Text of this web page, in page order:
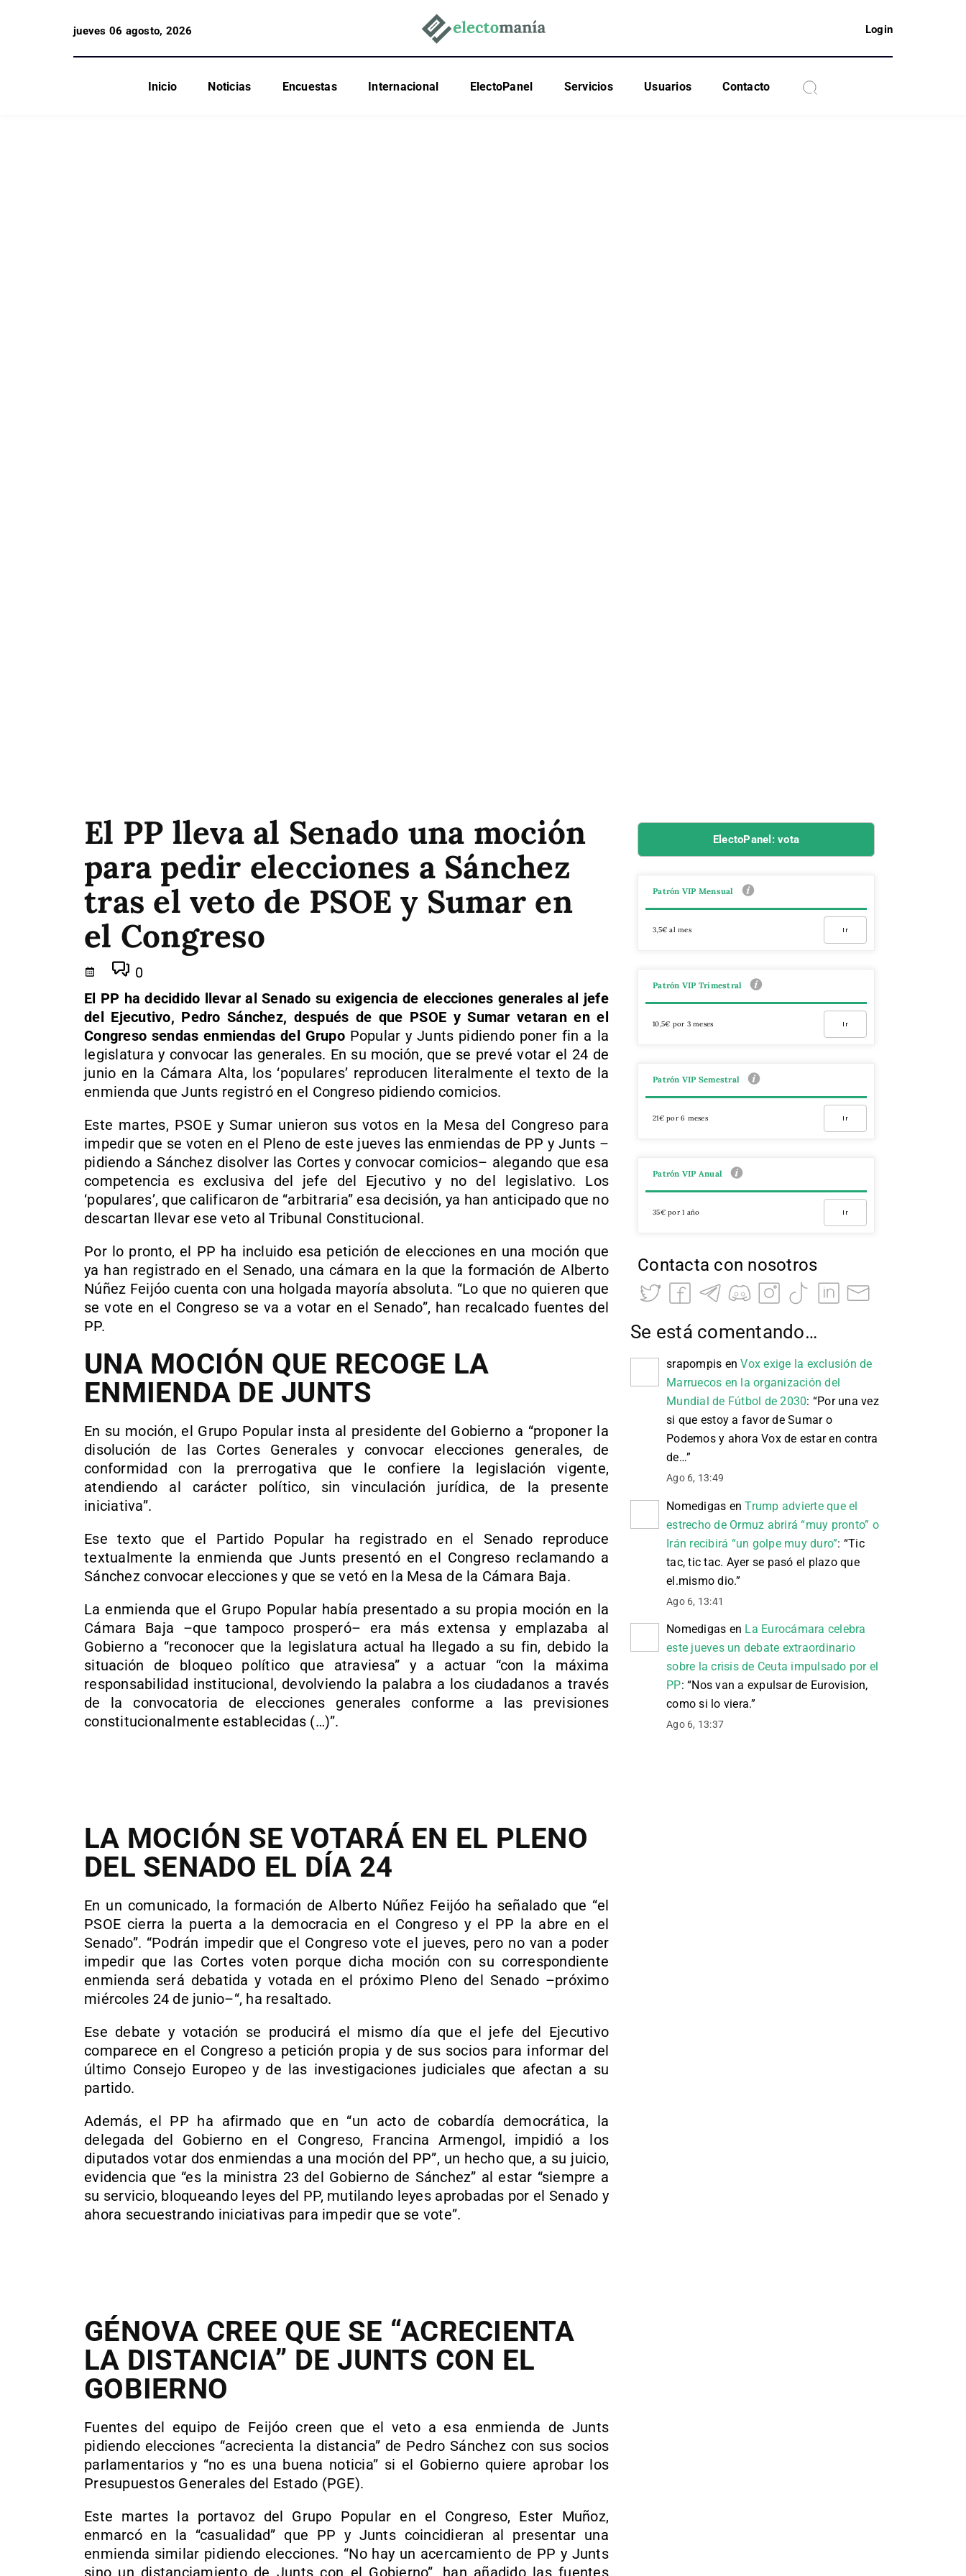
jueves 06 agosto, 2026 Login
Inicio Noticias Encuestas Internacional ElectoPanel Servicios Usuarios Contacto
El PP lleva al Senado una moción
para pedir elecciones a Sánchez
tras el veto de PSOE y Sumar en
el Congreso
0
El PP ha decidido llevar al Senado su exigencia de elecciones generales al jefe
del Ejecutivo, Pedro Sánchez, después de que PSOE y Sumar vetaran en el
Congreso sendas enmiendas del GrupoPopular y Junts pidiendo poner fin a la
legislatura y convocar las generales. En su moción, que se prevé votar el 24 de
junio en la Cámara Alta, los ‘populares’ reproducen literalmente el texto de la
enmienda que Junts registró en el Congreso pidiendo comicios.
Este martes, PSOE y Sumar unieron sus votos en la Mesa del Congreso para
impedir que se voten en el Pleno de este jueves las enmiendas de PP y Junts –
pidiendo a Sánchez disolver las Cortes y convocar comicios– alegando que esa
competencia es exclusiva del jefe del Ejecutivo y no del legislativo. Los
‘populares’, que calificaron de “arbitraria” esa decisión, ya han anticipado que no
descartan llevar ese veto al Tribunal Constitucional.
Por lo pronto, el PP ha incluido esa petición de elecciones en una moción que
ya han registrado en el Senado, una cámara en la que la formación de Alberto
Núñez Feijóo cuenta con una holgada mayoría absoluta. “Lo que no quieren que
se vote en el Congreso se va a votar en el Senado”, han recalcado fuentes del
PP.
UNA MOCIÓN QUE RECOGE LA
ENMIENDA DE JUNTS
En su moción, el Grupo Popular insta al presidente del Gobierno a “proponer la
disolución de las Cortes Generales y convocar elecciones generales, de
conformidad con la prerrogativa que le confiere la legislación vigente,
atendiendo al carácter político, sin vinculación jurídica, de la presente
iniciativa”.
Ese texto que el Partido Popular ha registrado en el Senado reproduce
textualmente la enmienda que Junts presentó en el Congreso reclamando a
Sánchez convocar elecciones y que se vetó en la Mesa de la Cámara Baja.
La enmienda que el Grupo Popular había presentado a su propia moción en la
Cámara Baja –que tampoco prosperó– era más extensa y emplazaba al
Gobierno a “reconocer que la legislatura actual ha llegado a su fin, debido la
situación de bloqueo político que atraviesa” y a actuar “con la máxima
responsabilidad institucional, devolviendo la palabra a los ciudadanos a través
de la convocatoria de elecciones generales conforme a las previsiones
constitucionalmente establecidas (…)”.
LA MOCIÓN SE VOTARÁ EN EL PLENO
DEL SENADO EL DÍA 24
En un comunicado, la formación de Alberto Núñez Feijóo ha señalado que “el
PSOE cierra la puerta a la democracia en el Congreso y el PP la abre en el
Senado”. “Podrán impedir que el Congreso vote el jueves, pero no van a poder
impedir que las Cortes voten porque dicha moción con su correspondiente
enmienda será debatida y votada en el próximo Pleno del Senado –próximo
miércoles 24 de junio–“, ha resaltado.
Ese debate y votación se producirá el mismo día que el jefe del Ejecutivo
comparece en el Congreso a petición propia y de sus socios para informar del
último Consejo Europeo y de las investigaciones judiciales que afectan a su
partido.
Además, el PP ha afirmado que en “un acto de cobardía democrática, la
delegada del Gobierno en el Congreso, Francina Armengol, impidió a los
diputados votar dos enmiendas a una moción del PP”, un hecho que, a su juicio,
evidencia que “es la ministra 23 del Gobierno de Sánchez” al estar “siempre a
su servicio, bloqueando leyes del PP, mutilando leyes aprobadas por el Senado y
ahora secuestrando iniciativas para impedir que se vote”.
GÉNOVA CREE QUE SE “ACRECIENTA
LA DISTANCIA” DE JUNTS CON EL
GOBIERNO
Fuentes del equipo de Feijóo creen que el veto a esa enmienda de Junts
pidiendo elecciones “acrecienta la distancia” de Pedro Sánchez con sus socios
parlamentarios y “no es una buena noticia” si el Gobierno quiere aprobar los
Presupuestos Generales del Estado (PGE).
Este martes la portavoz del Grupo Popular en el Congreso, Ester Muñoz,
enmarcó en la “casualidad” que PP y Junts coincidieran al presentar una
enmienda similar pidiendo elecciones. “No hay un acercamiento de PP y Junts
sino un distanciamiento de Junts con el Gobierno”, han añadido las fuentes
ElectoPanel: vota
Patrón VIP Mensual
3,5€ al mes Ir
Patrón VIP Trimestral
10,5€ por 3 meses Ir
Patrón VIP Semestral
21€ por 6 meses Ir
Patrón VIP Anual
35€ por 1 año Ir
Contacta con nosotros
Se está comentando…
srapompis enVox exige la exclusión de
Marruecos en la organización del
Mundial de Fútbol de 2030: “Por una vez
si que estoy a favor de Sumar o
Podemos y ahora Vox de estar en contra
de…”
Ago 6, 13:49
Nomedigas enTrump advierte que el
estrecho de Ormuz abrirá “muy pronto” o
Irán recibirá “un golpe muy duro”: “Tic
tac, tic tac. Ayer se pasó el plazo que
el.mismo dio.”
Ago 6, 13:41
Nomedigas en La Eurocámara celebra
este jueves un debate extraordinario
sobre la crisis de Ceuta impulsado por el
PP: “Nos van a expulsar de Eurovision,
como si lo viera.”
Ago 6, 13:37